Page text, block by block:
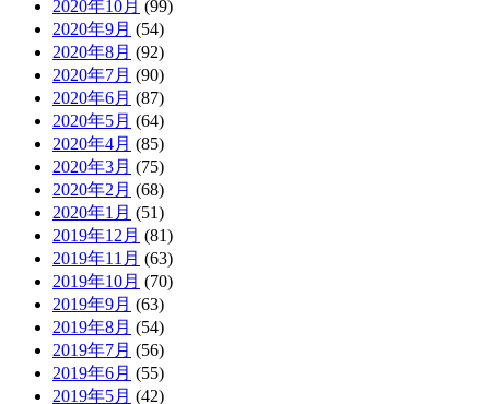
2020年10月 (99)
2020年9月 (54)
2020年8月 (92)
2020年7月 (90)
2020年6月 (87)
2020年5月 (64)
2020年4月 (85)
2020年3月 (75)
2020年2月 (68)
2020年1月 (51)
2019年12月 (81)
2019年11月 (63)
2019年10月 (70)
2019年9月 (63)
2019年8月 (54)
2019年7月 (56)
2019年6月 (55)
2019年5月 (42)